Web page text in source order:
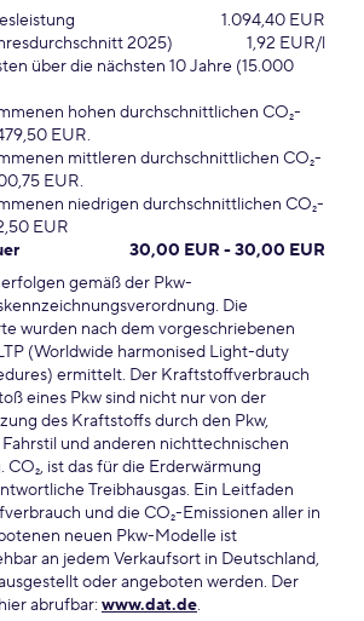
1.094,40 EUR
2025)
1,92 EUR/l
über die nächsten 10 Jahre (15.000
hohen durchschnittlichen CO₂-
EUR.
mittleren durchschnittlichen CO₂-
EUR.
niedrigen durchschnittlichen CO₂-
EUR
30,00 EUR - 30,00 EUR
gemäß der Pkw-
Die
wurden nach dem vorgeschriebenen
(Worldwide harmonised Light-duty
ermittelt. Der Kraftstoffverbrauch
eines Pkw sind nicht nur von der
des Kraftstoffs durch den Pkw,
und anderen nichttechnischen
CO₂, ist das für die Erderwärmung
Treibhausgas. Ein Leitfaden
und die CO₂-Emissionen aller in
neuen Pkw-Modelle ist
an jedem Verkaufsort in Deutschland,
oder angeboten werden. Der
abrufbar: www.dat.de.